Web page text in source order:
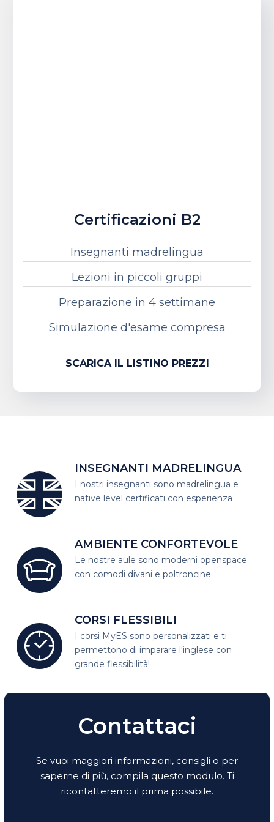
Certificazioni B2
Insegnanti madrelingua
Lezioni in piccoli gruppi
Preparazione in 4 settimane
Simulazione d'esame compresa
SCARICA IL LISTINO PREZZI
INSEGNANTI MADRELINGUA
I nostri insegnanti sono madrelingua e
native level certificati con esperienza
AMBIENTE CONFORTEVOLE
Le nostre aule sono moderni openspace
con comodi divani e poltroncine
CORSI FLESSIBILI
I corsi MyES sono personalizzati eti
permettono di imparare l'inglese con
grande flessibilità!
Contattaci
Se vuoi maggiori informazioni, consigli o per
saperne di più, compila questo modulo. Ti
ricontatteremo il prima possibile.